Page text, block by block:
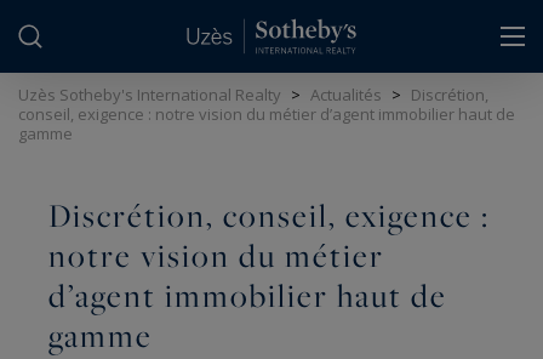
Uzès Sotheby's International Realty > Actualités > Discrétion,
conseil, exigence : notre vision du métier d’agent immobilier haut de
gamme
Discrétion, conseil, exigence :
notre vision du métier
d’agent immobilier haut de
gamme